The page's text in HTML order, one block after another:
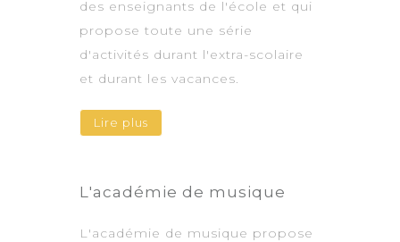
des enseignants de l'école et qui
propose toute une série
d'activités durant l'extra-scolaire
et durant les vacances.
Lire plus
L'académie de musique
L'académie de musique propose